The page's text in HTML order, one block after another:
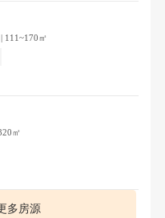
111~170㎡
㎡
多房源